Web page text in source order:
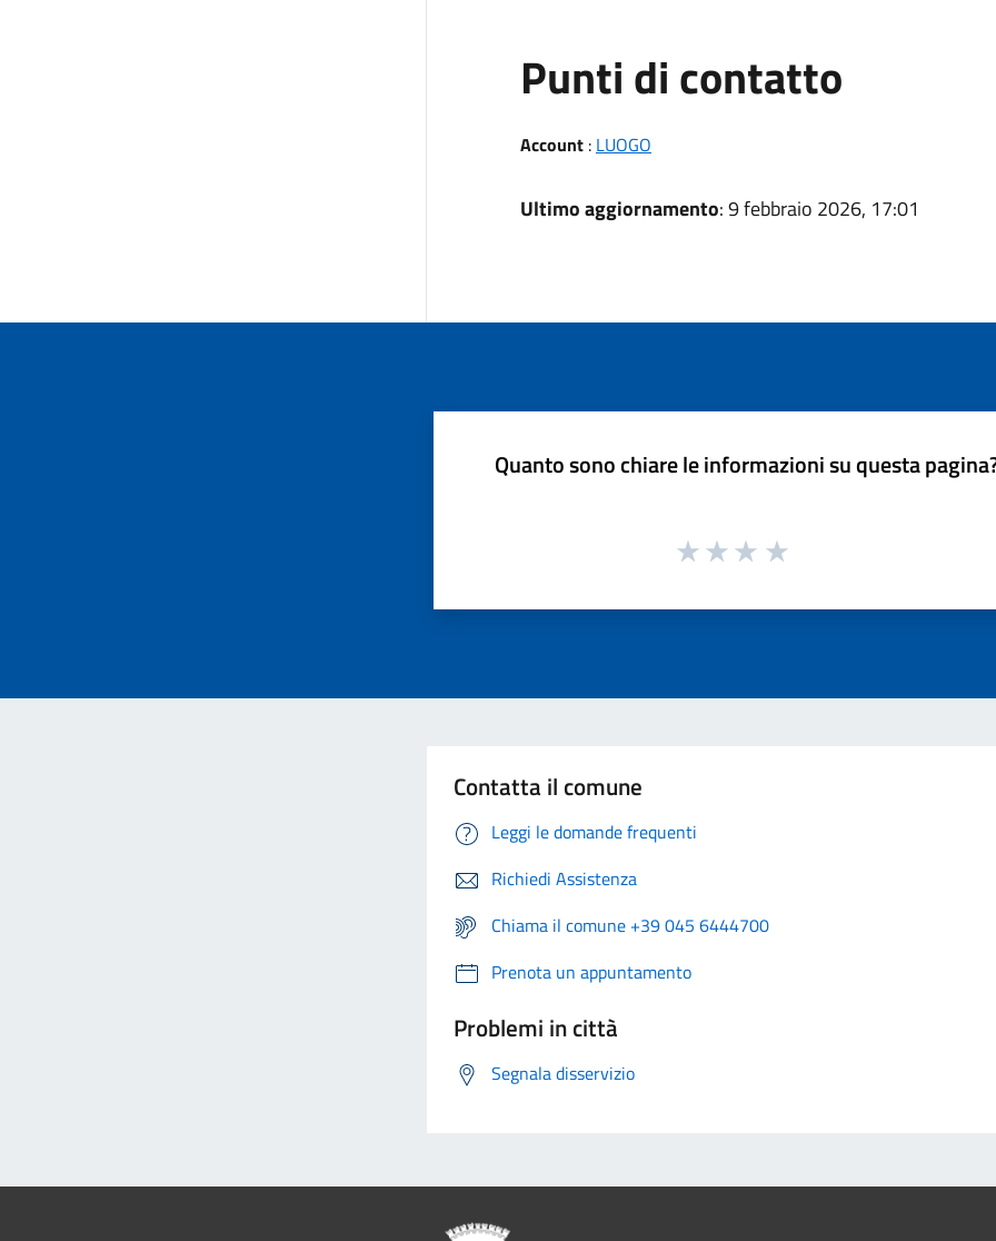
Punti di contatto
Account: LUOGO
Ultimo aggiornamento: 9 febbraio 2026, 17:01
Quanto sono chiare le informazioni su questa
Contatta il comune
Leggi le domande frequenti
Richiedi Assistenza
Chiama il comune +39 045 6444700
Prenota un appuntamento
Problemi in città
Segnala disservizio